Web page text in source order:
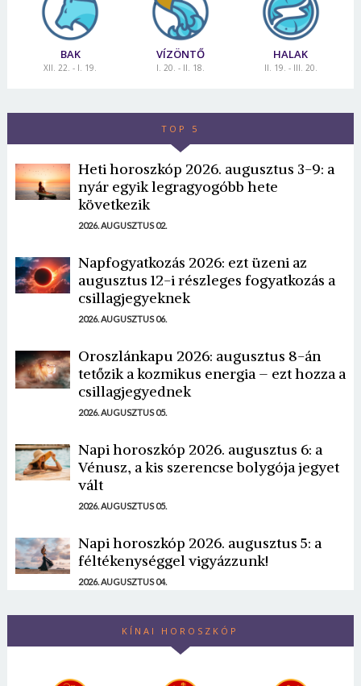
BAK
XII. 22. - I. 19.
VÍZÖNTŐ
I. 20. - II. 18.
HALAK
II. 19. - III. 20.
TOP 5
Heti horoszkóp 2026. augusztus 3-9: a
nyár egyik legragyogóbb hete
következik
2026. AUGUSZTUS 02.
Napfogyatkozás 2026: ezt üzeni az
augusztus 12-i részleges fogyatkozás a
csillagjegyeknek
2026. AUGUSZTUS 06.
Oroszlánkapu 2026: augusztus 8-án
tetőzik a kozmikus energia – ezt hozza a
csillagjegyednek
2026. AUGUSZTUS 05.
Napi horoszkóp 2026. augusztus 6: a
Vénusz, a kis szerencse bolygója jegyet
vált
2026. AUGUSZTUS 05.
Napi horoszkóp 2026. augusztus 5: a
féltékenységgel vigyázzunk!
2026. AUGUSZTUS 04.
KÍNAI HOROSZKÓP